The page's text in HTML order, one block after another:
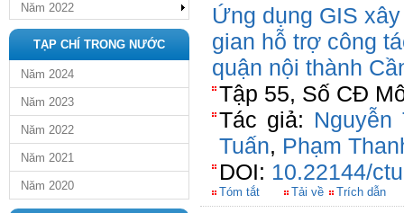
Năm 2022
TẠP CHÍ TRONG NƯỚC
Năm 2024
Năm 2023
Năm 2022
Năm 2021
Năm 2020
Ứng dụng GIS
gian hỗ trợ công
quận nội thành
Tập 55, Số CĐ
Tác giả: Nguyễn
Tuấn, Phạm
DOI: 10.22144/
Tóm tắt Tải về Trích dẫn